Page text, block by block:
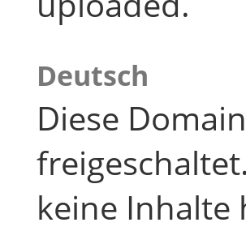
Deutsch
Diese
keine Inhalte